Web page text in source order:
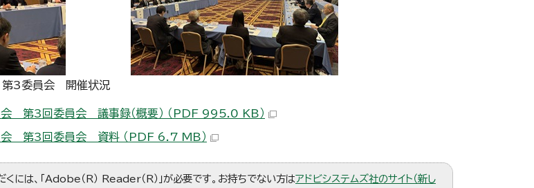
第3委員会 開催状況
第3回委員会 議事録（概要） （PDF 995.0 KB）
会 第3回委員会 資料 （PDF 6.7 MB）
には、「Adobe（R） Reader（R）」が必要です。お持ちでない方はアドビシステムズ社のサイト（新し